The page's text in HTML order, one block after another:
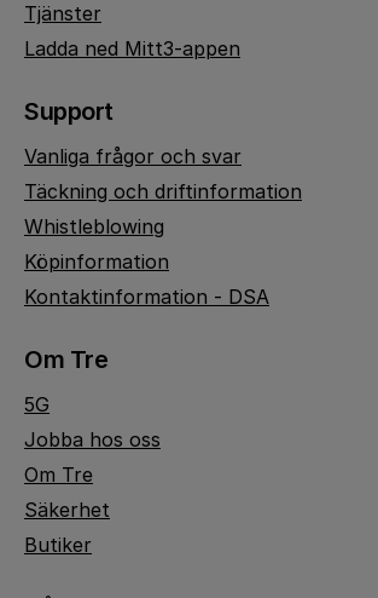
Tjänster
Ladda ned Mitt3-appen
Support
Vanliga frågor och svar
Täckning och driftinformation
Whistleblowing
Köpinformation
Kontaktinformation - DSA
Om Tre
5G
Jobba hos oss
Om Tre
Säkerhet
Butiker